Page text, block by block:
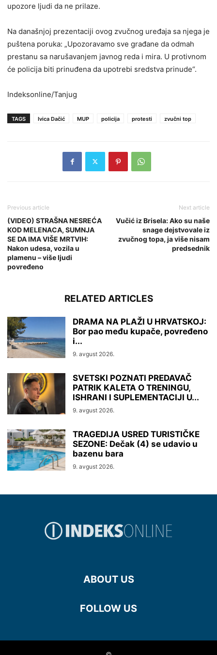
upozore ljudi da ne prilaze.
Na današnjoj prezentaciji ovog zvučnog uređaja sa njega je
puštena poruka: „Upozoravamo sve građane da odmah
prestanu sa narušavanjem javnog reda i mira. U protivnom
će policija biti prinuđena da upotrebi sredstva prinude“.
Indeksonline/Tanjug
TAGS Ivica Dačić MUP policija protesti zvučni top
Previous article
(VIDEO) STRAŠNA NESREĆA
KOD MELENACA, SUMNJA
SE DA IMA VIŠE MRTVIH:
Nakon udesa, vozila u
plamenu – više ljudi
povređeno
Next article
Vučić iz Brisela: Ako su naše
snage dejstvovale iz
zvučnog topa, ja više nisam
predsednik
RELATED ARTICLES
DRAMA NA PLAŽI U HRVATSKOJ:
Bor pao među kupače, povređeno
i...
9. avgust 2026.
SVETSKI POZNATI PREDAVAČ
PATRIK KALETA O TRENINGU,
ISHRANI I SUPLEMENTACIJI U...
9. avgust 2026.
TRAGEDIJA USRED TURISTIČKE
SEZONE: Dečak (4) se udavio u
bazenu bara
9. avgust 2026.
ABOUT US
FOLLOW US